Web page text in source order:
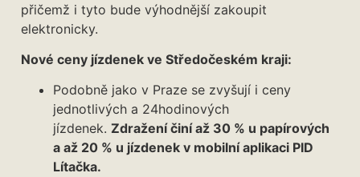
přičemž i tyto bude výhodnější zakoupit
elektronicky.
Nové ceny jízdenek ve Středočeském kraji:
Podobně jako v Praze se zvyšují i ceny
jednotlivých a 24hodinových
jízdenek. Zdražení činí až 30 % u papírových
a až 20 % u jízdenek v mobilní aplikaci PID
Lítačka.